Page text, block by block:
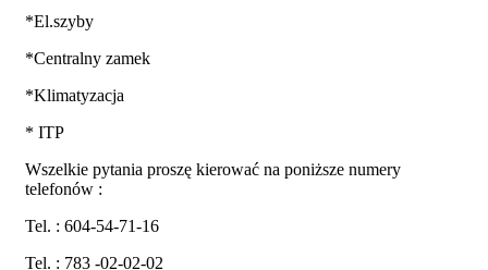
*El.szyby
*Centralny zamek
*Klimatyzacja
* ITP
Wszelkie pytania proszę kierować na poniższe numery
telefonów :
Tel. : 604-54-71-16
Tel. : 783 -02-02-02